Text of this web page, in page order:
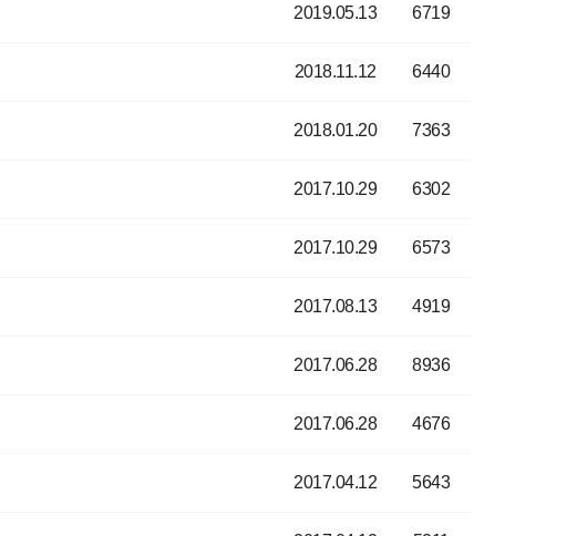
2019.05.13 6719
2018.11.12 6440
2018.01.20 7363
2017.10.29 6302
2017.10.29 6573
2017.08.13 4919
2017.06.28 8936
2017.06.28 4676
2017.04.12 5643